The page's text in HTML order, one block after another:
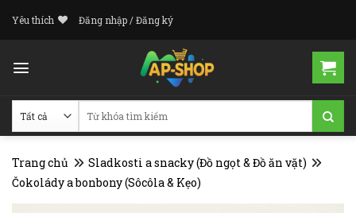
Yêu thích Đăng nhập / Đăng ký
Trang chủ
Sladkosti a snacky (Đồ ngọt & Đồ ăn vặt)
Čokolády a bonbony (Sôcôla & Kẹo)